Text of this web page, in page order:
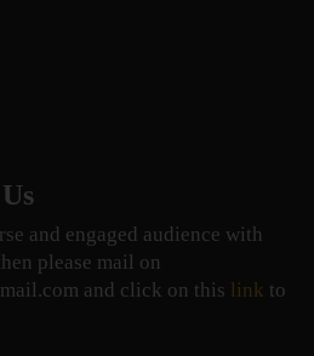
and engaged audience with
please mail on
and click on this link to